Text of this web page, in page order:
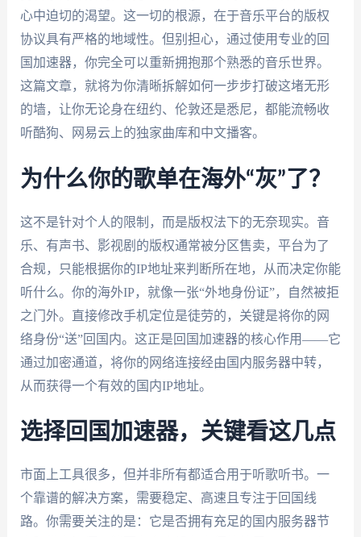
心中迫切的渴望。这一切的根源，在于音乐平台的版权
协议具有严格的地域性。但别担心，通过使用专业的回
国加速器，你完全可以重新拥抱那个熟悉的音乐世界。
这篇文章，就将为你清晰拆解如何一步步打破这堵无形
的墙，让你无论身在纽约、伦敦还是悉尼，都能流畅收
听酷狗、网易云上的独家曲库和中文播客。
为什么你的歌单在海外“灰”了？
这不是针对个人的限制，而是版权法下的无奈现实。音
乐、有声书、影视剧的版权通常被分区售卖，平台为了
合规，只能根据你的IP地址来判断所在地，从而决定你能
听什么。你的海外IP，就像一张“外地身份证”，自然被拒
之门外。直接修改手机定位是徒劳的，关键是将你的网
络身份“送”回国内。这正是回国加速器的核心作用——它
通过加密通道，将你的网络连接经由国内服务器中转，
从而获得一个有效的国内IP地址。
选择回国加速器，关键看这几点
市面上工具很多，但并非所有都适合用于听歌听书。一
个靠谱的解决方案，需要稳定、高速且专注于回国线
路。你需要关注的是：它是否拥有充足的国内服务器节